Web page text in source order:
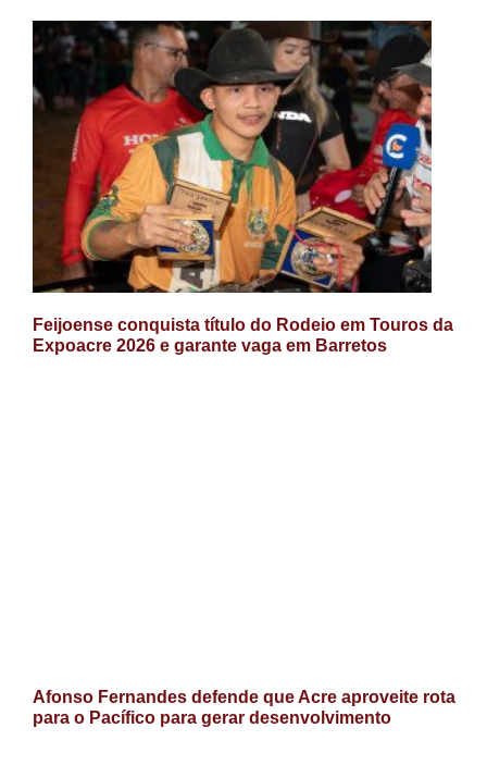
Feijoense conquista título do Rodeio em Touros da
Expoacre 2026 e garante vaga em Barretos
Afonso Fernandes defende que Acre aproveite rota
para o Pacífico para gerar desenvolvimento